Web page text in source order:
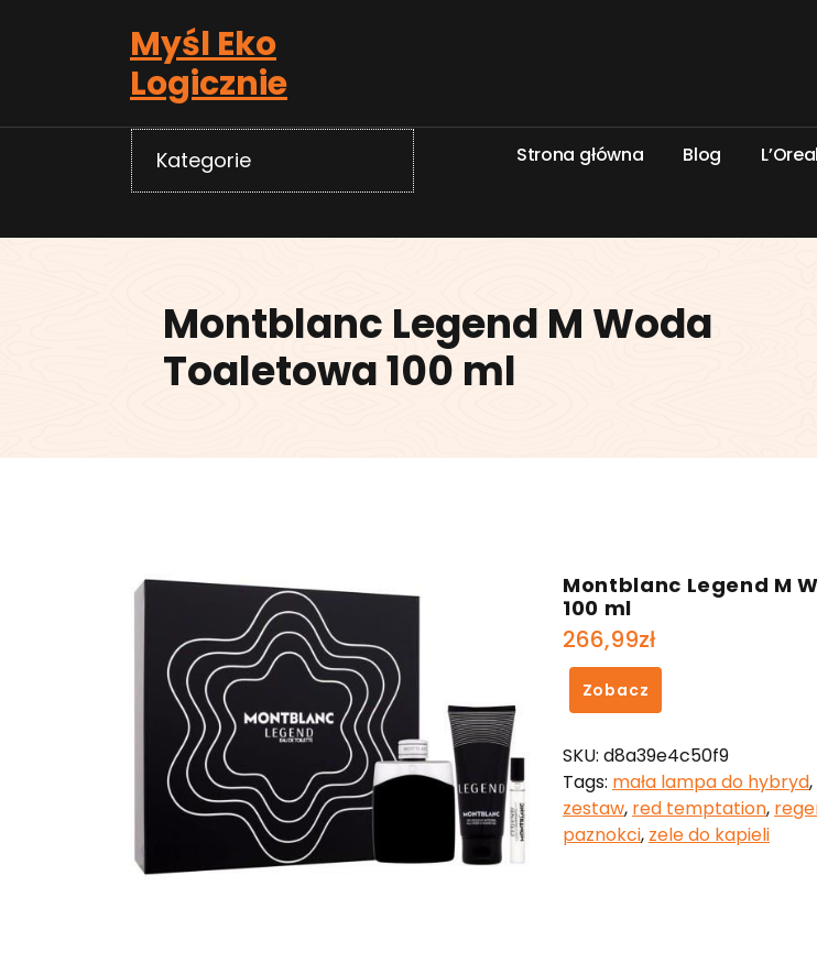
Myśl Eko
Logicznie
Kategorie Strona główna Blog L’Oreal
Montblanc Legend M Woda
Toaletowa 100 ml
Montblanc Legend M
100 ml
266,99zł
Zobacz
SKU: d8a39e4c50f9
Tags: mała lampa do hybryd,
zestaw, red temptation,
paznokci, zele do kapieli